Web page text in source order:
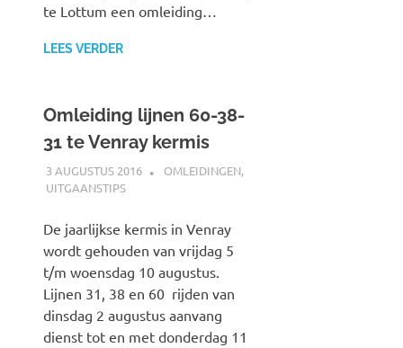
te Lottum een omleiding…
LEES VERDER
Omleiding lijnen 60-38-
31 te Venray kermis
3 AUGUSTUS 2016 JOHAN
OMLEIDINGEN,
UITGAANSTIPS
De jaarlijkse kermis in Venray
wordt gehouden van vrijdag 5
t/m woensdag 10 augustus.
Lijnen 31, 38 en 60 rijden van
dinsdag 2 augustus aanvang
dienst tot en met donderdag 11